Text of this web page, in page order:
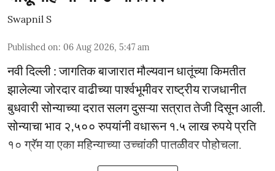
Swapnil S
Published on: 06 Aug 2026, 5:47 am
नवी दिल्ली : जागतिक बाजारात मौल्यवान धातूंच्या किमतीत
झालेल्या जोरदार वाढीच्या पार्श्वभूमीवर राष्ट्रीय राजधानीत
बुधवारी सोन्याच्या दरात सलग दुसऱ्या सत्रात तेजी दिसून आली.
सोन्याचा भाव २,५०० रुपयांनी वधारून १.५ लाख रुपये प्रति
१० ग्रॅम या एका महिन्याच्या उच्चांकी पातळीवर पोहोचला.